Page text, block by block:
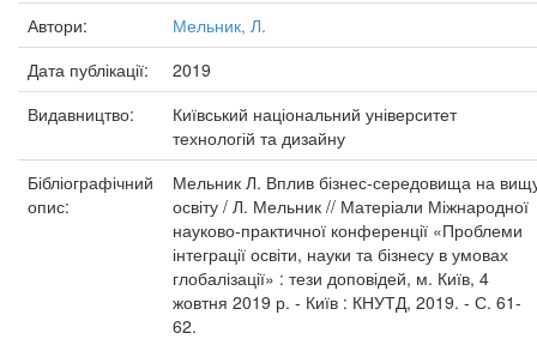
Автори:
Мельник, Л.
Дата публікації:
2019
Видавництво:
Київський національний університет
технологій та дизайну
Бібліографічний
опис:
Мельник Л. Вплив бізнес-середовища на
освіту / Л. Мельник // Матеріали Міжнародної
науково-практичної конференції «Проблеми
інтеграції освіти, науки та бізнесу в умовах
глобалізації» : тези доповідей, м. Київ, 4
жовтня 2019 р. - Київ : КНУТД, 2019. - С. 61-
62.